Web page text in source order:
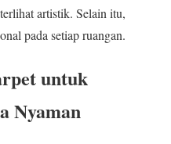
artistik. Selain itu,
pada setiap ruangan.
untuk
Nyaman